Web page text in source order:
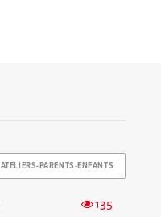
ATELIERS-PARENTS-ENFANTS
135